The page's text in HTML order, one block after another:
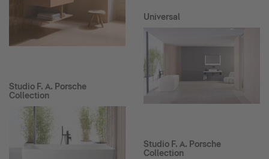
Studio F. A. Porsche
Collection
Universal
Studio F. A. Porsche
Collection